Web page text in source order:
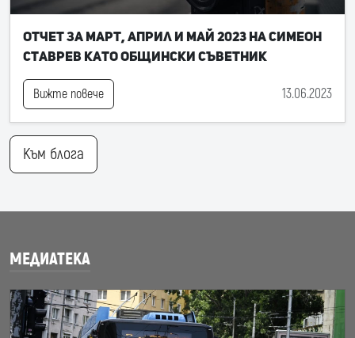
Отчет за март, април и май 2023 на Симеон
Ставрев като общински съветник
Вижте повече 13.06.2023
Към блога
МЕДИАТЕКА